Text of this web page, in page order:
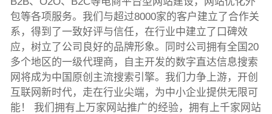
包等各项服务。我们与超过8000家的客户建立了合作关
系，得到了一致好评与信任，在行业中建立了口碑效
应，树立了公司良好的品牌形象。同时公司拥有全国20
多个地区的一级代理商，自主开发的数字直达信息搜索
网将成为中国原创主流搜索引擎。我们力争上游，开创
互联网新时代，走在行业尖端，为中小企业提供无限可
能！ 我们拥有上万家网站推广的经验，拥有上千家网站